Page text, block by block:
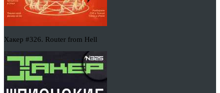
Хакер #326. Router from Hell